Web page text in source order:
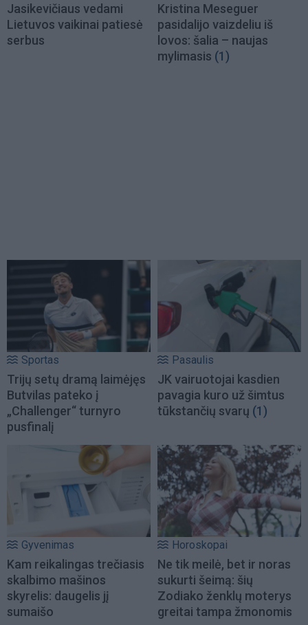
Jasikevičiaus vedami
Lietuvos vaikinai patiesė
serbus
Kristina Meseguer
pasidalijo vaizdeliu iš
lovos: šalia – naujas
mylimasis (1)
Sportas
Trijų setų dramą laimėjęs
Butvilas pateko į
„Challenger“ turnyro
pusfinalį
Pasaulis
JK vairuotojai kasdien
pavagia kuro už šimtus
tūkstančių svarų (1)
Gyvenimas
Kam reikalingas trečiasis
skalbimo mašinos
skyrelis: daugelis jį
sumaišo
Horoskopai
Ne tik meilė, bet ir noras
sukurti šeimą: šių
Zodiako ženklų moterys
greitai tampa žmonomis